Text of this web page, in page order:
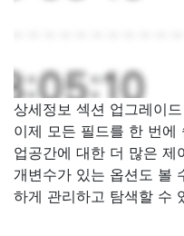
상세정보 섹션 업그레이드
이제 모든 필드를 한 번
업공간에 대한 더 많은 제
개변수가 있는 옵션도 볼
하게 관리하고 탐색할 수